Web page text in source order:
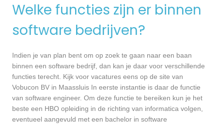
Welke functies zijn er binnen
software bedrijven?
Indien je van plan bent om op zoek te gaan naar een baan
binnen een software bedrijf, dan kan je daar voor verschillende
functies terecht. Kijk voor vacatures eens op de site van
Vobucon BV in Maassluis In eerste instantie is daar de functie
van software engineer. Om deze functie te bereiken kun je het
beste een HBO opleiding in de richting van informatica volgen,
eventueel aangevuld met een bachelor in software